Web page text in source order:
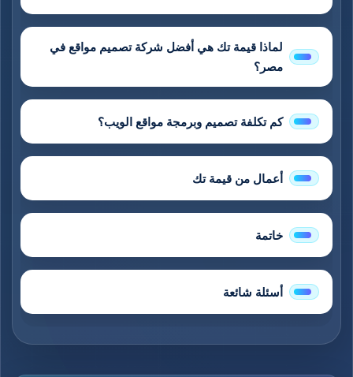
لماذا قيمة تك هي أفضل شركة تصميم مواقع في
مصر؟
كم تكلفة تصميم وبرمجة مواقع الويب؟
أعمال من قيمة تك
خاتمة
أسئلة شائعة